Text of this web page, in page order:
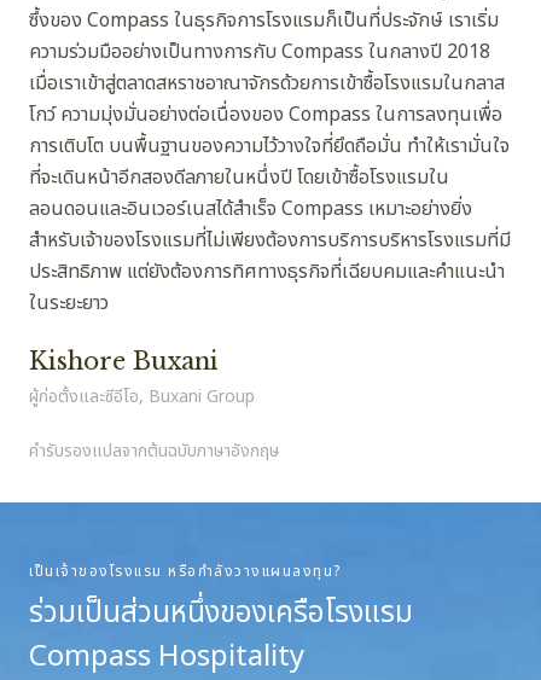
ซึ้งของ Compass ในธุรกิจการโรงแรมก็เป็นที่ประจักษ์ เราเริ่ม
ความร่วมมืออย่างเป็นทางการกับ Compass ในกลางปี 2018
เมื่อเราเข้าสู่ตลาดสหราชอาณาจักรด้วยการเข้าซื้อโรงแรมในกลาส
โกว์ ความมุ่งมั่นอย่างต่อเนื่องของ Compass ในการลงทุนเพื่อ
การเติบโต บนพื้นฐานของความไว้วางใจที่ยึดถือมั่น ทำให้เรามั่นใจ
ที่จะเดินหน้าอีกสองดีลภายในหนึ่งปี โดยเข้าซื้อโรงแรมใน
ลอนดอนและอินเวอร์เนสได้สำเร็จ Compass เหมาะอย่างยิ่ง
สำหรับเจ้าของโรงแรมที่ไม่เพียงต้องการบริการบริหารโรงแรมที่มี
ประสิทธิภาพ แต่ยังต้องการทิศทางธุรกิจที่เฉียบคมและคำแนะนำ
ในระยะยาว
Kishore Buxani
ผู้ก่อตั้งและซีอีโอ, Buxani Group
คำรับรองแปลจากต้นฉบับภาษาอังกฤษ
เป็นเจ้าของโรงแรม หรือกำลังวางแผนลงทุน?
ร่วมเป็นส่วนหนึ่งของเครือโรงแรม
Compass Hospitality